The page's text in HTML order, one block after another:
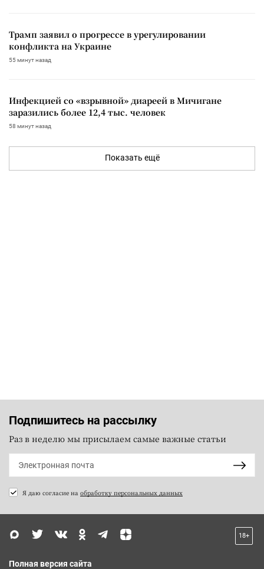
Трамп заявил о прогрессе в урегулировании
конфликта на Украине
55 минут назад
Инфекцией со «взрывной» диареей в Мичигане
заразились более 12,4 тыс. человек
58 минут назад
Показать ещё
Подпишитесь на рассылку
Раз в неделю мы присылаем самые важные статьи
Я даю согласие на обработку персональных данных
18+
Полная версия сайта